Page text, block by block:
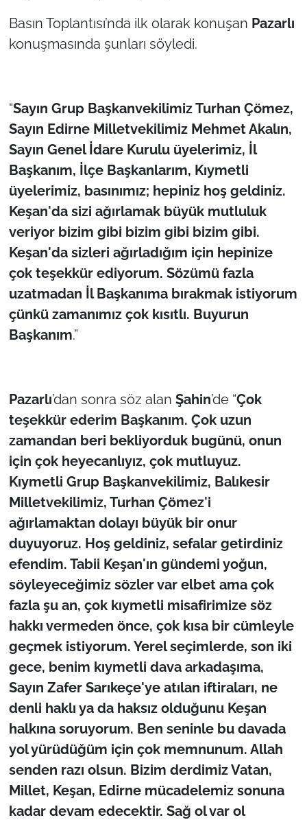
Basın Toplantısı’nda ilk olarak konuşan Pazarlı
konuşmasında şunları söyledi.
“Sayın Grup Başkanvekilimiz Turhan Çömez,
Sayın Edirne Milletvekilimiz Mehmet Akalın,
Sayın Genel İdare Kurulu üyelerimiz, İl
Başkanım, İlçe Başkanlarım, Kıymetli
üyelerimiz, basınımız; hepiniz hoş geldiniz.
Keşan'da sizi ağırlamak büyük mutluluk
veriyor bizim gibi bizim gibi bizim gibi.
Keşan'da sizleri ağırladığım için hepinize
çok teşekkür ediyorum. Sözümü fazla
uzatmadan İl Başkanıma bırakmak istiyorum
çünkü zamanımız çok kısıtlı. Buyurun
Başkanım.”
Pazarlı’dan sonra söz alan Şahin’de “Çok
teşekkür ederim Başkanım. Çok uzun
zamandan beri bekliyorduk bugünü, onun
için çok heyecanlıyız, çok mutluyuz.
Kıymetli Grup Başkanvekilimiz, Balıkesir
Milletvekilimiz, Turhan Çömez'i
ağırlamaktan dolayı büyük bir onur
duyuyoruz. Hoş geldiniz, sefalar getirdiniz
efendim. Tabii Keşan'ın gündemi yoğun,
söyleyeceğimiz sözler var elbet ama çok
fazla şu an, çok kıymetli misafirimize söz
hakkı vermeden önce, çok kısa bir cümleyle
geçmek istiyorum. Yerel seçimlerde, son iki
gece, benim kıymetli dava arkadaşıma,
Sayın Zafer Sarıkeçe'ye atılan iftiraları, ne
denli haklı ya da haksız olduğunu Keşan
halkına soruyorum. Ben seninle bu davada
yol yürüdüğüm için çok memnunum. Allah
senden razı olsun. Bizim derdimiz Vatan,
Millet, Keşan, Edirne mücadelemiz sonuna
kadar devam edecektir. Sağ ol var ol
Finans
Genel-A